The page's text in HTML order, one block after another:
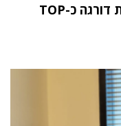
מחקר STKI השנתי: וואן טכנולוגיות דורגה כ-TOP